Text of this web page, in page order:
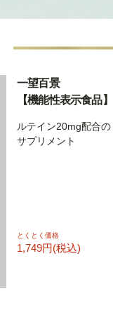
一望百景
【機能性表示食品】
ルテイン20mg配合の
サプリメント
とくとく価格
1,749円(税込)